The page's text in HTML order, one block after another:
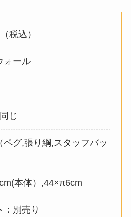
税込）
ォール
じ
ペグ,張り綱,スタッフバッ
本体）,44×π6cm
別売り